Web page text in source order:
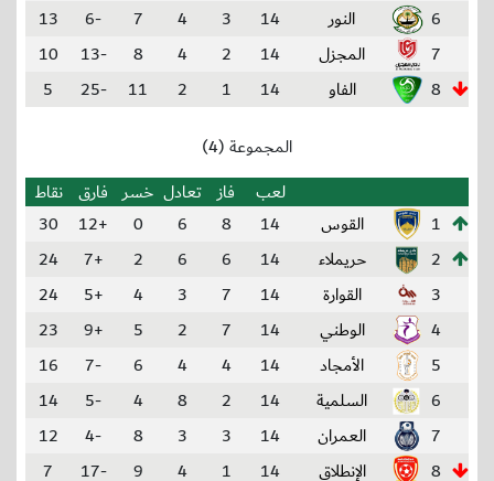
6
النور 14
3
4
7
-6
13
7
المجزل 14
2
4
8
-13
10
8
الفاو 14
1
2
11
-25
5
المجموعة (4)
لعب
فاز تعادل خسر فارق نقاط
1
القوس 14
8
6
0
+12
30
2
حريملاء 14
6
6
2
+7
24
3
القوارة 14
7
3
4
+5
24
4
الوطني 14
7
2
5
+9
23
5
الأمجاد 14
4
4
6
-7
16
6
السلمية 14
2
8
4
-5
14
7
العمران 14
3
3
8
-4
12
8
الإنطلاق 14
1
4
9
-17
7